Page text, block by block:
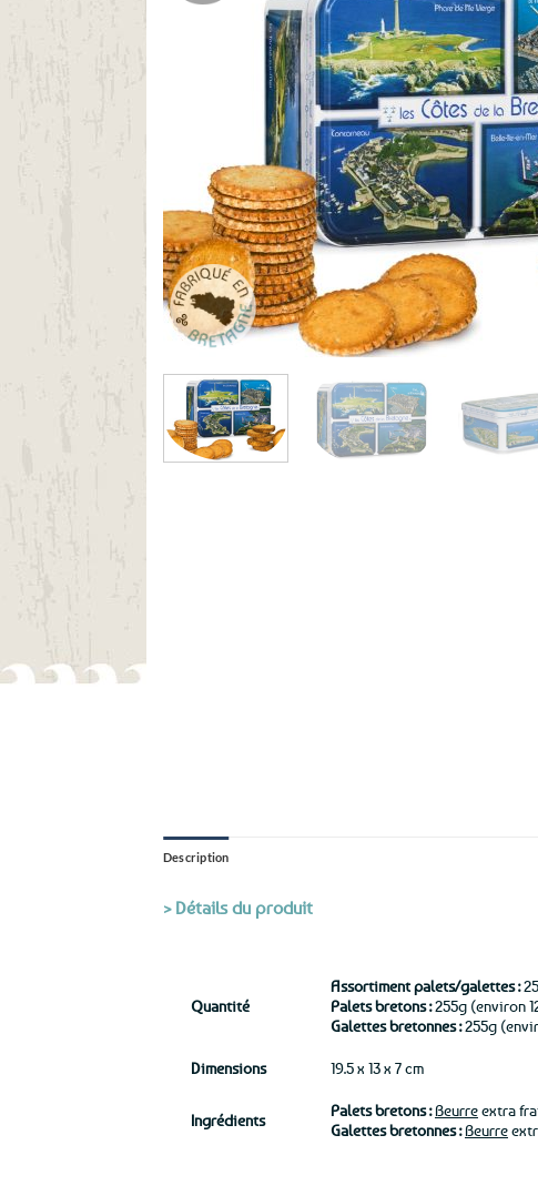
Description
> Détails du produit
Quantité
Assortiment palets/galettes :
Palets bretons :255g (environ
Galettes bretonnes :255g
Dimensions 19.5 x 13 x 7 cm
Ingrédients
Palets bretons :Beurreextra
Galettes bretonnes :Beurre